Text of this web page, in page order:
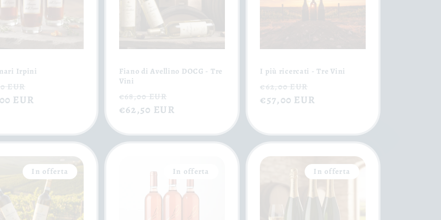
Irpini
EUR
scontato
EUR
Fiano di Avellino DOCG - Tre
Vini
Prezzo
di
€68,00 EUR
scontato
€62,50 EUR
I più ricercati - Tre Vini
Prezzo
di
€62,00 EUR
scontato
€57,00 EUR
In offerta In offerta In offerta